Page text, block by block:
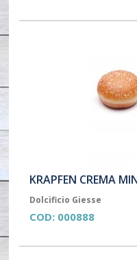
KRAPFEN CREMA
Dolcificio Giesse
COD: 000888